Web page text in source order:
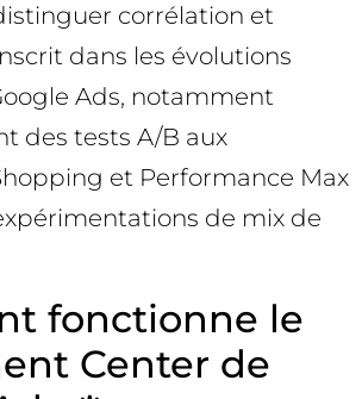
corrélation et
dans les évolutions
Ads, notamment
des tests A/B aux
et Performance Max
de mix de
fonctionne le
Center de